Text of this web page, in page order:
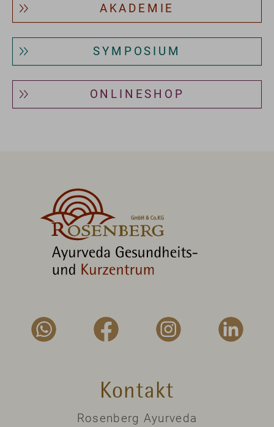
AKADEMIE
SYMPOSIUM
ONLINESHOP
Kontakt
Rosenberg Ayurveda